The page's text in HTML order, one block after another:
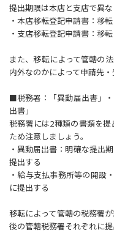
提出期限は本店と支店で異な
・本店移転登記申請書：移
・支店移転登記申請書：移
また、移転によって管轄の
内外なのかによって申請先
■税務署：「異動届出書」
出書」
税務署には2種類の書類を
ため注意しましょう。
・異動届出書：明確な提出
提出する
・給与支払事務所等の開設
に提出する
移転によって管轄の税務署
後の管轄税務署それぞれに提